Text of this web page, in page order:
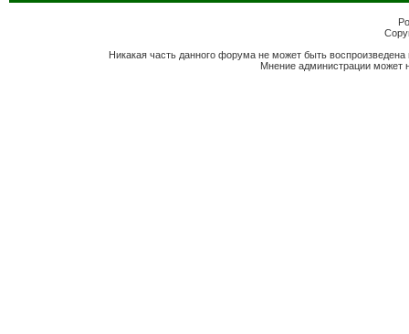
Никакая часть данного форума не может быть
Мнение администрации может